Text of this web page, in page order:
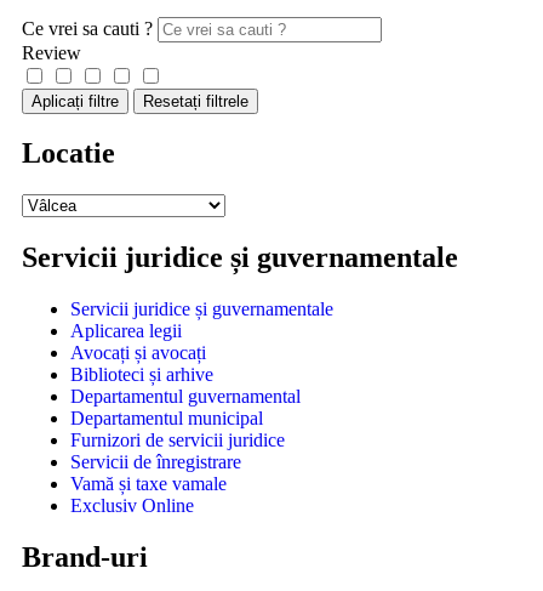
Ce vrei sa cauti ?
Review
Aplicați filtre Resetați filtrele
Locatie
Servicii juridice și guvernamentale
Servicii juridice și guvernamentale
Aplicarea legii
Avocați și avocați
Biblioteci și arhive
Departamentul guvernamental
Departamentul municipal
Furnizori de servicii juridice
Servicii de înregistrare
Vamă și taxe vamale
Exclusiv Online
Brand-uri